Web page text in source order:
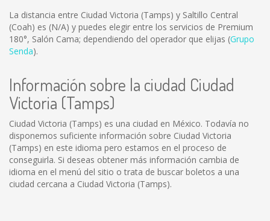
La distancia entre Ciudad Victoria (Tamps) y Saltillo Central
(Coah) es (N/A) y puedes elegir entre los servicios de Premium
180°, Salón Cama; dependiendo del operador que elijas (Grupo
Senda).
Información sobre la ciudad Ciudad
Victoria (Tamps)
Ciudad Victoria (Tamps) es una ciudad en México. Todavía no
disponemos suficiente información sobre Ciudad Victoria
(Tamps) en este idioma pero estamos en el proceso de
conseguirla. Si deseas obtener más información cambia de
idioma en el menú del sitio o trata de buscar boletos a una
ciudad cercana a Ciudad Victoria (Tamps).